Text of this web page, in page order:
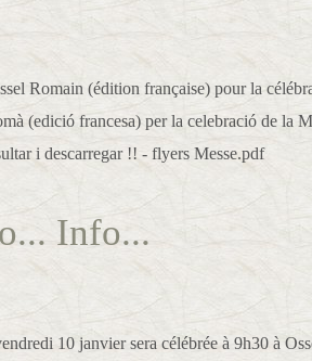
Romain (édition française) pour la
(edició francesa) per la celebració de la
i descarregar !! - flyers Messe.pdf
Info...
10 janvier sera célébrée à 9h30 à